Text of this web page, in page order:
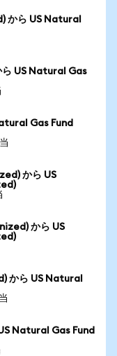
から US Natural
US Natural Gas
Gas Fund
から US
から US
から US Natural
Natural Gas Fund